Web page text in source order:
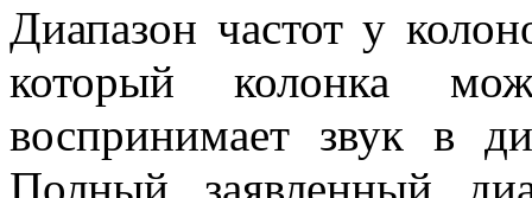
Диапазон частот у
который колонка
воспринимает звук в
Полный заявленный